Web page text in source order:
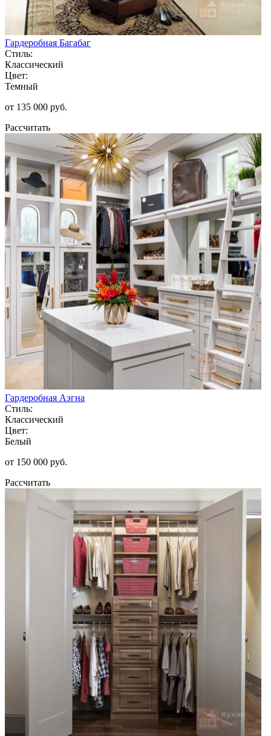
Гардеробная Багабаг
Стиль:
Классический
Цвет:
Темный
от 135 000 руб.
Рассчитать
Гардеробная Аэгна
Стиль:
Классический
Цвет:
Белый
от 150 000 руб.
Рассчитать